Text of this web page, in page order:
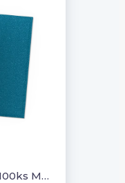
Obal Dragon Shield 100ks MATTE - AMAZONITE